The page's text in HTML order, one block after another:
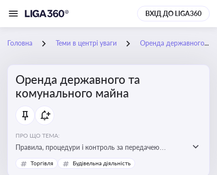
ВХІД ДО LIGA360
Головна Теми в центрі уваги Оренда державного та комунального майна
Оренда державного та
комунального майна
ПРО ЩО ТЕМА:
Правила, процедури і контроль за передачею
державного та комунального майна в оренду. Кейси
використання публічного майна
Торгівля Будівельна діяльність